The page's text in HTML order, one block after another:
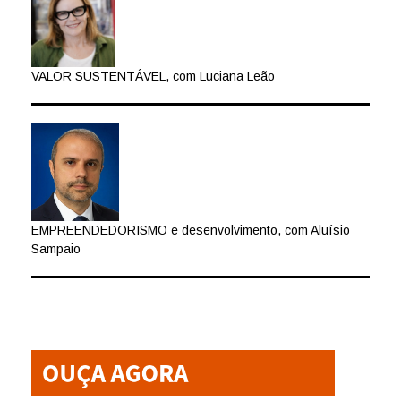
VALOR SUSTENTÁVEL, com Luciana Leão
EMPREENDEDORISMO e desenvolvimento, com Aluísio
Sampaio